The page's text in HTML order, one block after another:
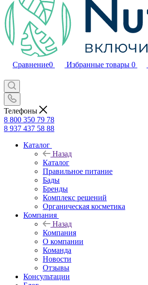
Сравнение0 Избранные товары 0
Телефоны
8 800 350 79 78
8 937 437 58 88
Каталог
Назад
Каталог
Правильное питание
Бады
Бренды
Комплекс решений
Органическая косметика
Компания
Назад
Компания
О компании
Команда
Новости
Отзывы
Консультации